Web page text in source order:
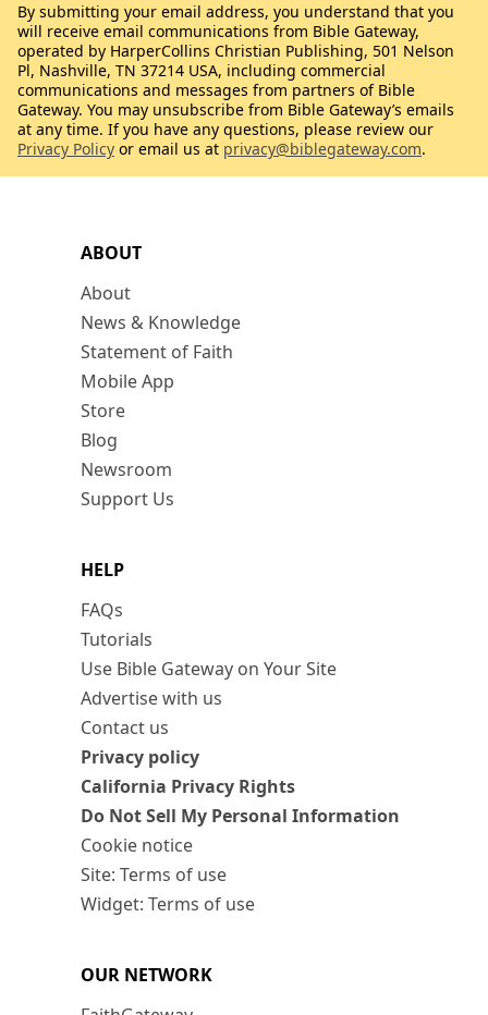
ABOUT
About
News & Knowledge
Statement of Faith
Mobile App
Store
Blog
Newsroom
Support Us
HELP
FAQs
Tutorials
Use Bible Gateway on Your Site
Advertise with us
Contact us
Privacy policy
California Privacy Rights
Do Not Sell My Personal Information
Cookie notice
Site: Terms of use
Widget: Terms of use
OUR NETWORK
By submitting your email address, you understand that you
will receive email communications from Bible Gateway,
operated by HarperCollins Christian Publishing, 501 Nelson
Pl, Nashville, TN 37214 USA, including commercial
communications and messages from partners of Bible
Gateway. You may unsubscribe from Bible Gateway’s emails
at any time. If you have any questions, please review our
Privacy Policy or email us at privacy@biblegateway.com.